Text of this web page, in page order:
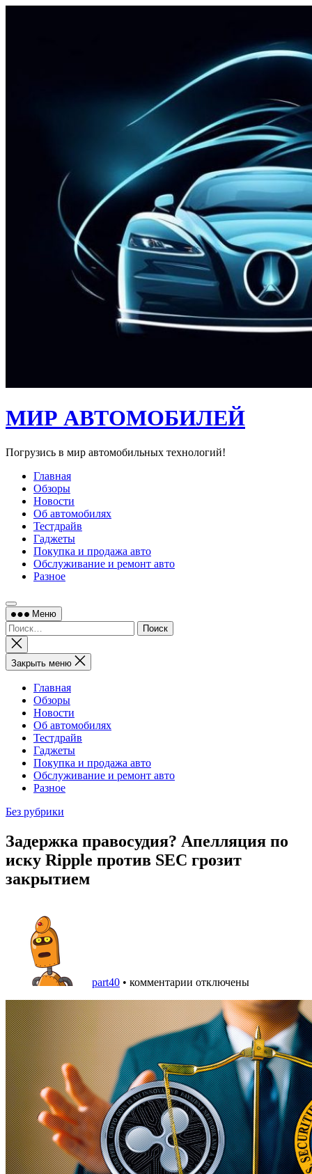
МИР АВТОМОБИЛЕЙ
Погрузись в мир автомобильных технологий!
Главная
Обзоры
Новости
Об автомобилях
Тестдрайв
Гаджеты
Покупка и продажа авто
Обслуживание и ремонт авто
Разное
Меню
Найти:
Закрыть
поиск
Закрыть меню
Главная
Обзоры
Новости
Об автомобилях
Тестдрайв
Гаджеты
Покупка и продажа авто
Обслуживание и ремонт авто
Разное
Без рубрики
Задержка правосудия? Апелляция по
иску Ripple против SEC грозит
закрытием
part40 • комментарии отключены